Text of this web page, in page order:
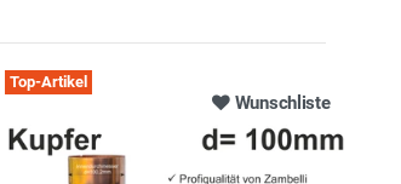
Wunschliste
Top-Artikel